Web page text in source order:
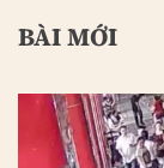
BÀI MỚI